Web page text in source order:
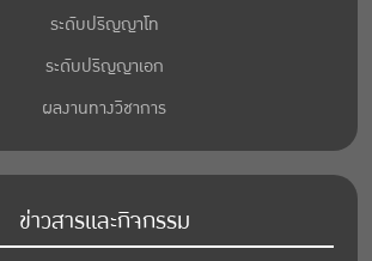
ระดับปริญญาโท
ระดับปริญญาเอก
ผลงานทางวิชาการ
ข่าวสารและกิจกรรม